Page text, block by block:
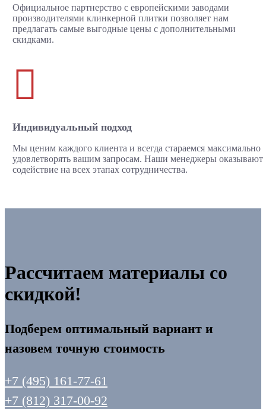
Официальное партнерство с европейскими заводами
производителями клинкерной плитки позволяет нам
предлагать самые выгодные цены с дополнительными
скидками.

Индивидуальный подход
Мы ценим каждого клиента и всегда стараемся максимально
удовлетворять вашим запросам. Наши менеджеры оказывают
содействие на всех этапах сотрудничества.
Рассчитаем материалы со
скидкой!
Подберем оптимальный вариант и
назовем точную стоимость
+7 (495) 161-77-61
+7 (812) 317-00-92